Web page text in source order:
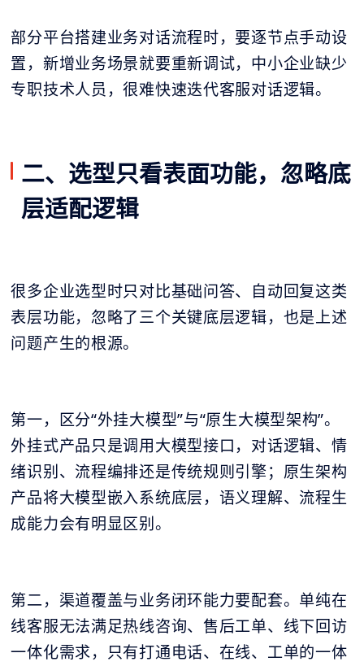
部分平台搭建业务对话流程时，要逐节点手动设
置，新增业务场景就要重新调试，中小企业缺少
专职技术人员，很难快速迭代客服对话逻辑。
二、选型只看表面功能，忽略底
层适配逻辑
很多企业选型时只对比基础问答、自动回复这类
表层功能，忽略了三个关键底层逻辑，也是上述
问题产生的根源。
第一，区分“外挂大模型”与“原生大模型架构”。
外挂式产品只是调用大模型接口，对话逻辑、情
绪识别、流程编排还是传统规则引擎；原生架构
产品将大模型嵌入系统底层，语义理解、流程生
成能力会有明显区别。
第二，渠道覆盖与业务闭环能力要配套。单纯在
线客服无法满足热线咨询、售后工单、线下回访
一体化需求，只有打通电话、在线、工单的一体